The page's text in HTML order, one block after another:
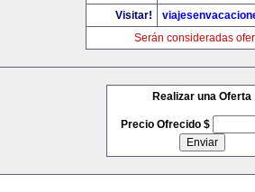
Visitar!
Serán consideradas
Realizar una Oferta
Precio Ofrecido $